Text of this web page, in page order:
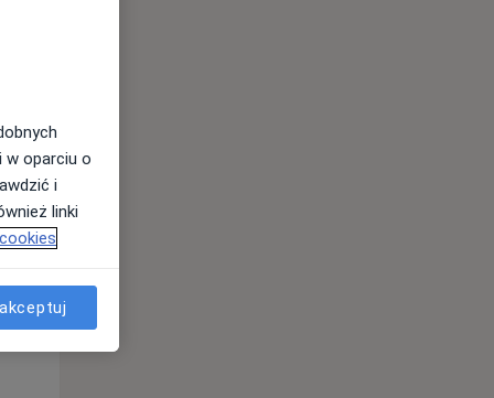
Pon,
w oparciu o
i
linki